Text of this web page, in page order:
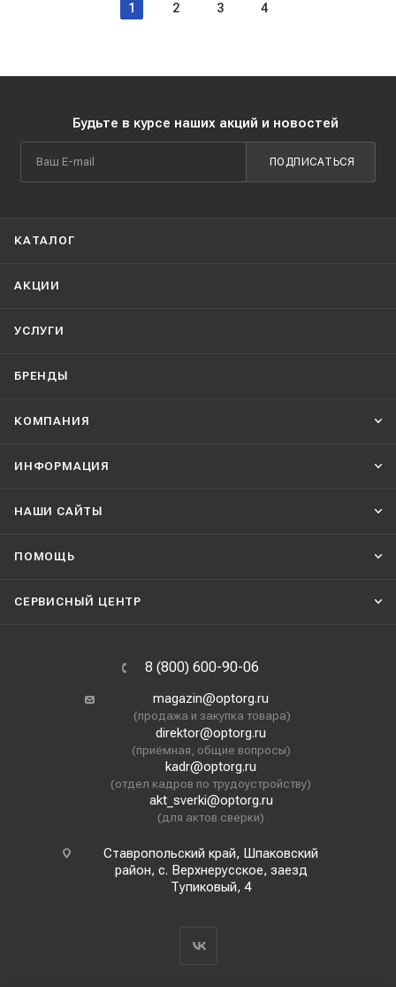
1 2 3 4
Будьте в курсе наших акций и новостей
ПОДПИСАТЬСЯ
КАТАЛОГ
АКЦИИ
УСЛУГИ
БРЕНДЫ
КОМПАНИЯ
ИНФОРМАЦИЯ
НАШИ CАЙТЫ
ПОМОЩЬ
СЕРВИСНЫЙ ЦЕНТР
8 (800) 600-90-06
magazin@optorg.ru
(продажа и закупка товара)
direktor@optorg.ru
(приёмная, общие вопросы)
kadr@optorg.ru
(отдел кадров по трудоустройству)
akt_sverki@optorg.ru
(для актов сверки)
Ставропольский край, Шпаковский
район, с. Верхнерусское, заезд
Тупиковый, 4